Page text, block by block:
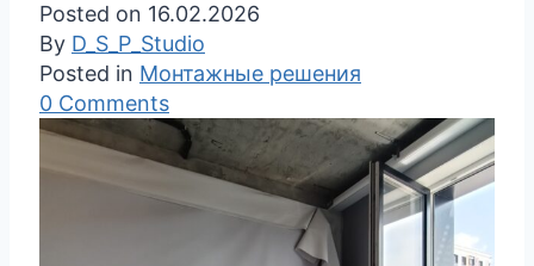
Posted on 16.02.2026
By D_S_P_Studio
Posted in Монтажные решения
0 Comments